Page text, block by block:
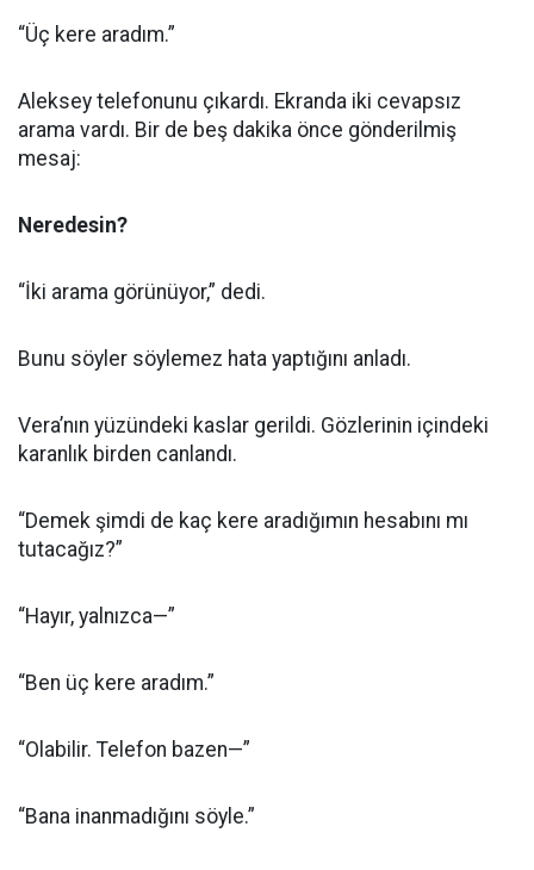
“Üç kere aradım.”
Aleksey telefonunu çıkardı. Ekranda iki cevapsız
arama vardı. Bir de beş dakika önce gönderilmiş
mesaj:
Neredesin?
“İki arama görünüyor,” dedi.
Bunu söyler söylemez hata yaptığını anladı.
Vera’nın yüzündeki kaslar gerildi. Gözlerinin içindeki
karanlık birden canlandı.
“Demek şimdi de kaç kere aradığımın hesabını mı
tutacağız?”
“Hayır, yalnızca—”
“Ben üç kere aradım.”
“Olabilir. Telefon bazen—”
“Bana inanmadığını söyle.”